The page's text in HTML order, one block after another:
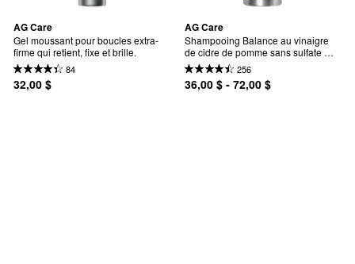
AG Care
Gel moussant pour boucles extra-
firme qui retient, fixe et brille.
84
32,00 $
AG Care
Shampooing Balance au vinaigre
de cidre de pomme sans sulfate
pour cheveux doux et brillants
256
36,00 $ - 72,00 $